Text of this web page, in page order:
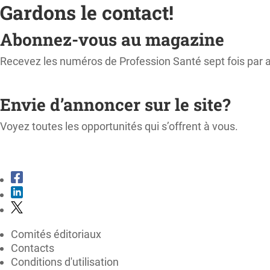
Gardons le contact!
Abonnez-vous au magazine
Recevez les numéros de Profession Santé sept fois par
Envie d’annoncer sur le site?
Voyez toutes les opportunités qui s’offrent à vous.
Comités éditoriaux
Contacts
Conditions d'utilisation